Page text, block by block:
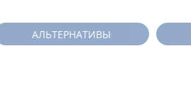
АЛЬТЕРНАТИВЫ